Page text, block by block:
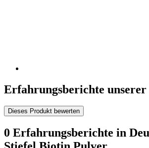
Erfahrungsberichte
Dieses Produkt bewerten
0 Erfahrungsberichte in